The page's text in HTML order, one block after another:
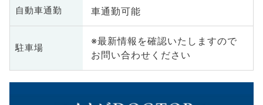
自動車通勤 車通勤可能
駐車場
※最新情報を確認いたしますので
お問い合わせください